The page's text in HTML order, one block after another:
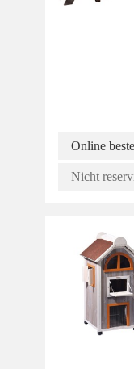
Online
Nicht